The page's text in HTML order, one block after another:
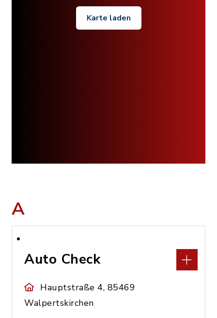
Karte laden
A
Auto Check
Hauptstraße 4, 85469
Walpertskirchen